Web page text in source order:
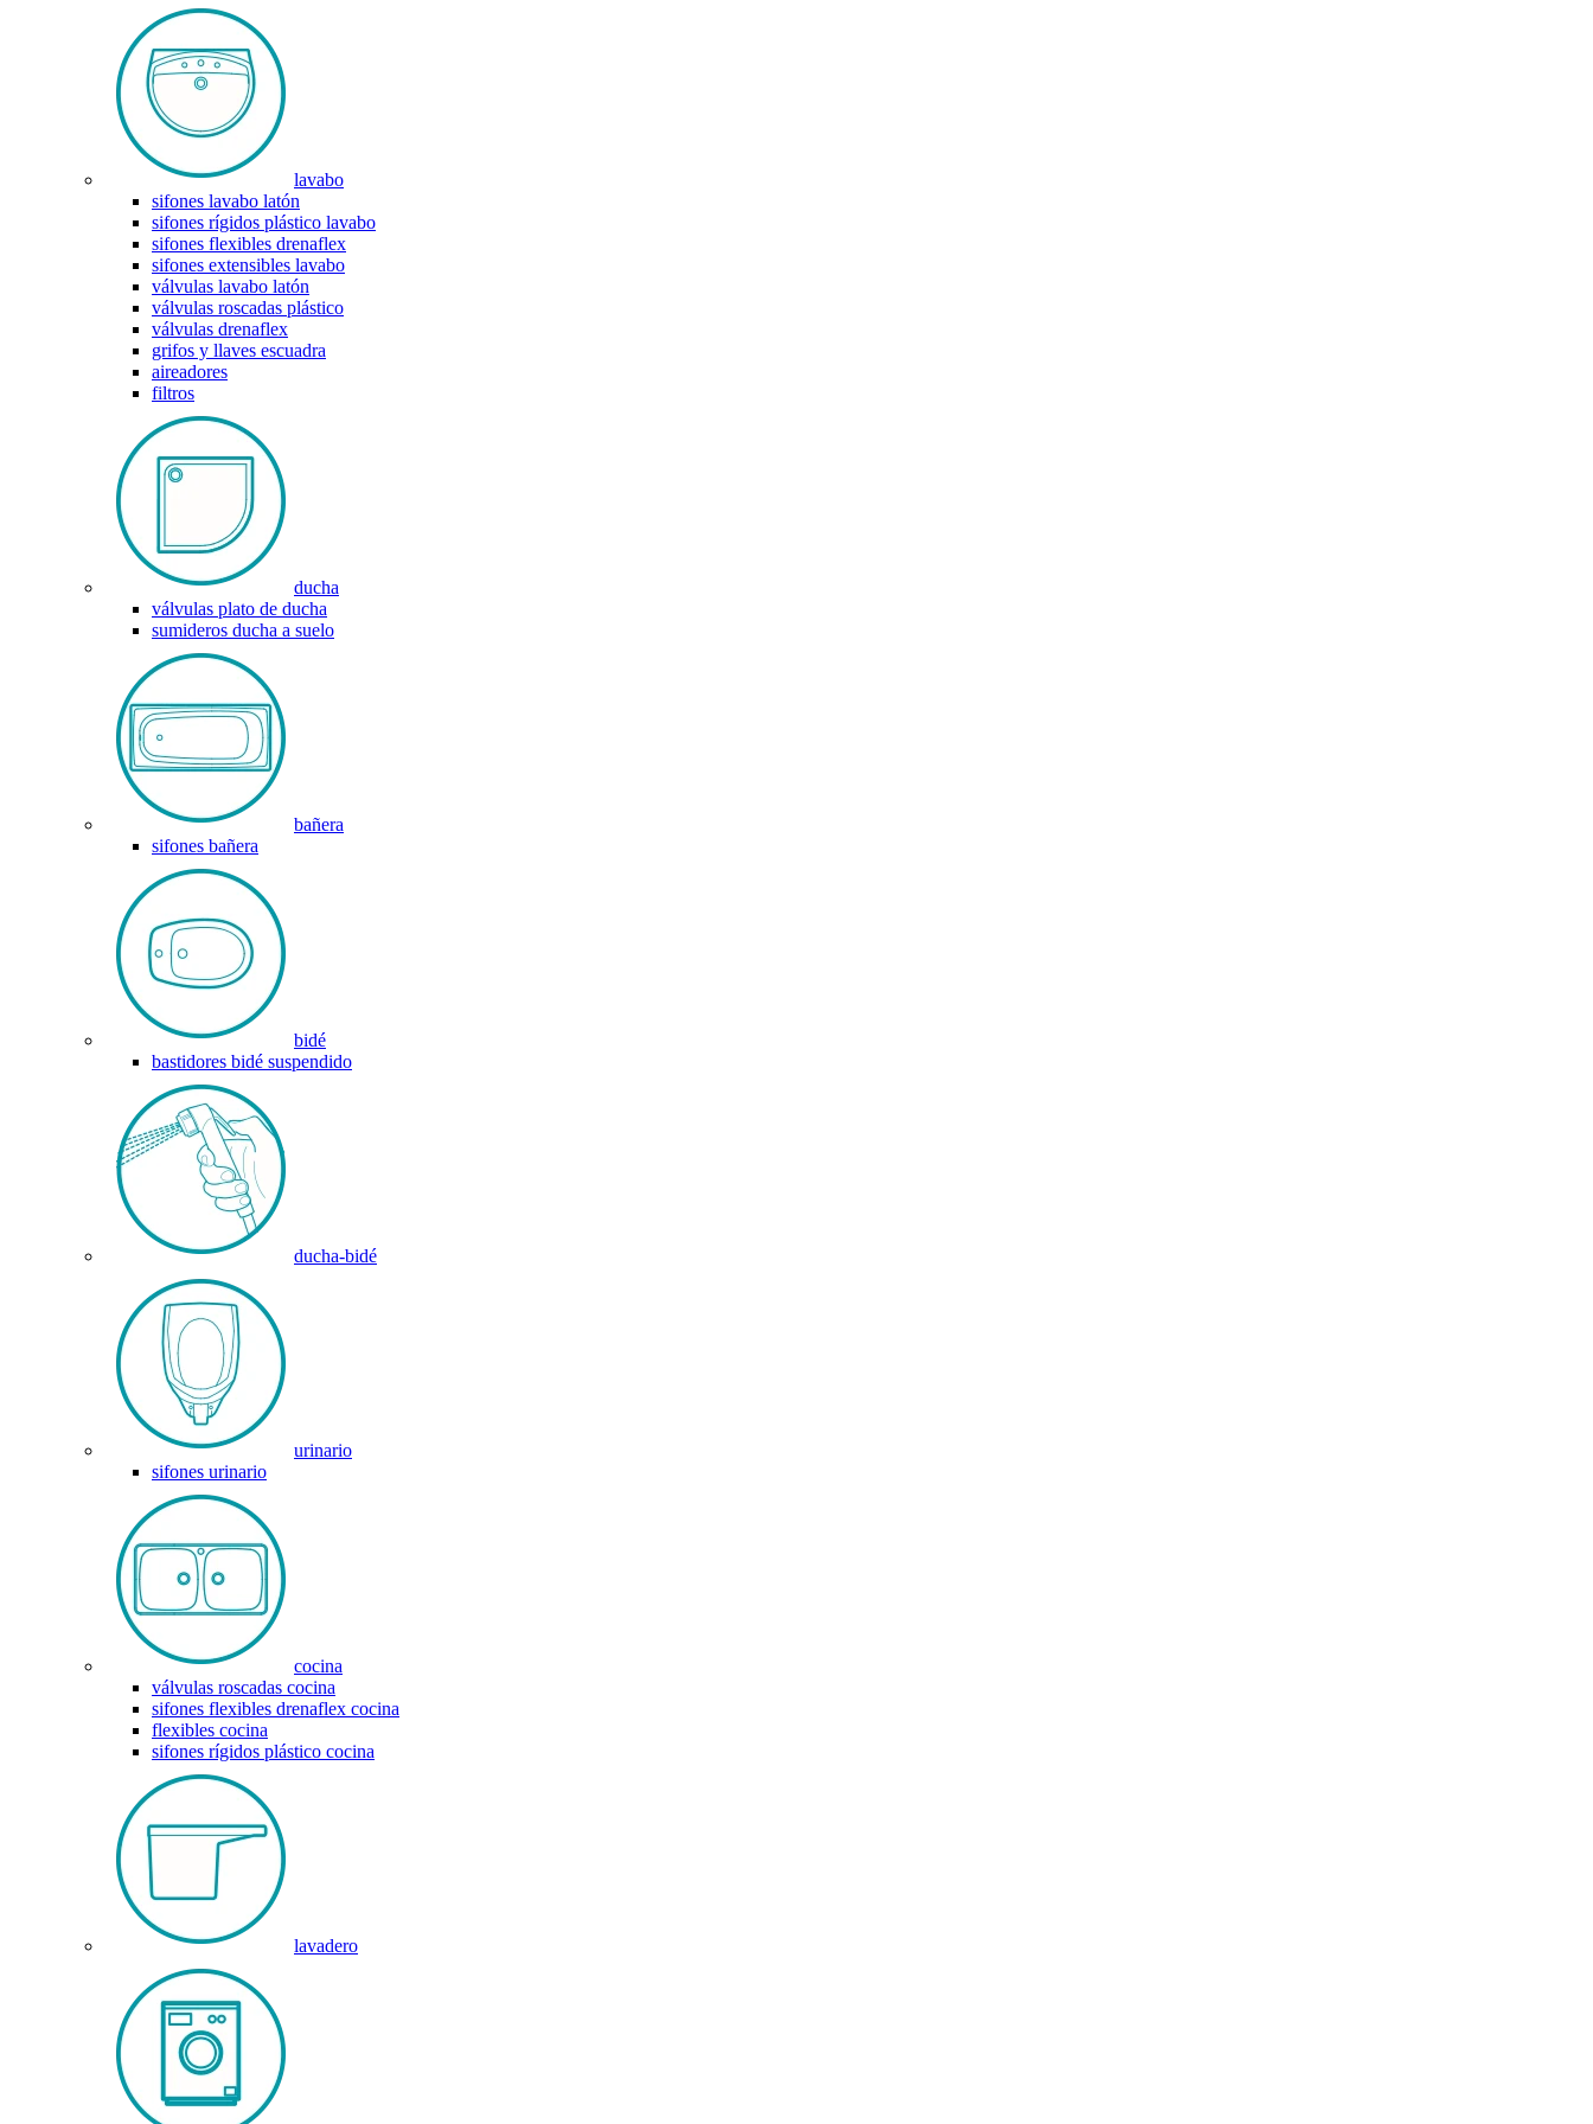
lavabo
sifones lavabo latón
sifones rígidos plástico lavabo
sifones flexibles drenaflex
sifones extensibles lavabo
válvulas lavabo latón
válvulas roscadas plástico
válvulas drenaflex
grifos y llaves escuadra
aireadores
filtros
ducha
válvulas plato de ducha
sumideros ducha a suelo
bañera
sifones bañera
bidé
bastidores bidé suspendido
ducha-bidé
urinario
sifones urinario
cocina
válvulas roscadas cocina
sifones flexibles drenaflex cocina
flexibles cocina
sifones rígidos plástico cocina
lavadero